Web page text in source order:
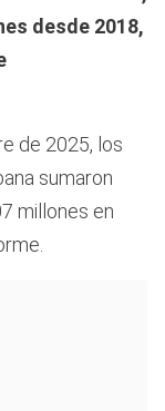
desde 2018,
de 2025, los
sumaron
millones en